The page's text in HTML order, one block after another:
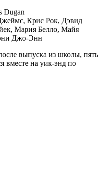
Dugan
Крис Рок, Дэвид
Мария Белло, Майя
Джо-Энн
выпуска из школы, пять
вместе на уик-энд по